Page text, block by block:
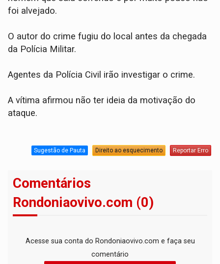
foi alvejado.
O autor do crime fugiu do local antes da chegada
da Polícia Militar.
Agentes da Polícia Civil irão investigar o crime.
A vítima afirmou não ter ideia da motivação do
ataque.
Sugestão de Pauta Direito ao esquecimento Reportar Erro
Comentários
Rondoniaovivo.com (0)
Acesse sua conta do Rondoniaovivo.com e faça seu
comentário